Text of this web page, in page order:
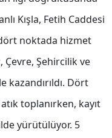
Kışla, Fetih Caddesi
noktada hizmet
Şehircilik ve
kazandırıldı. Dört
toplanırken, kayıt
yürütülüyor. 5